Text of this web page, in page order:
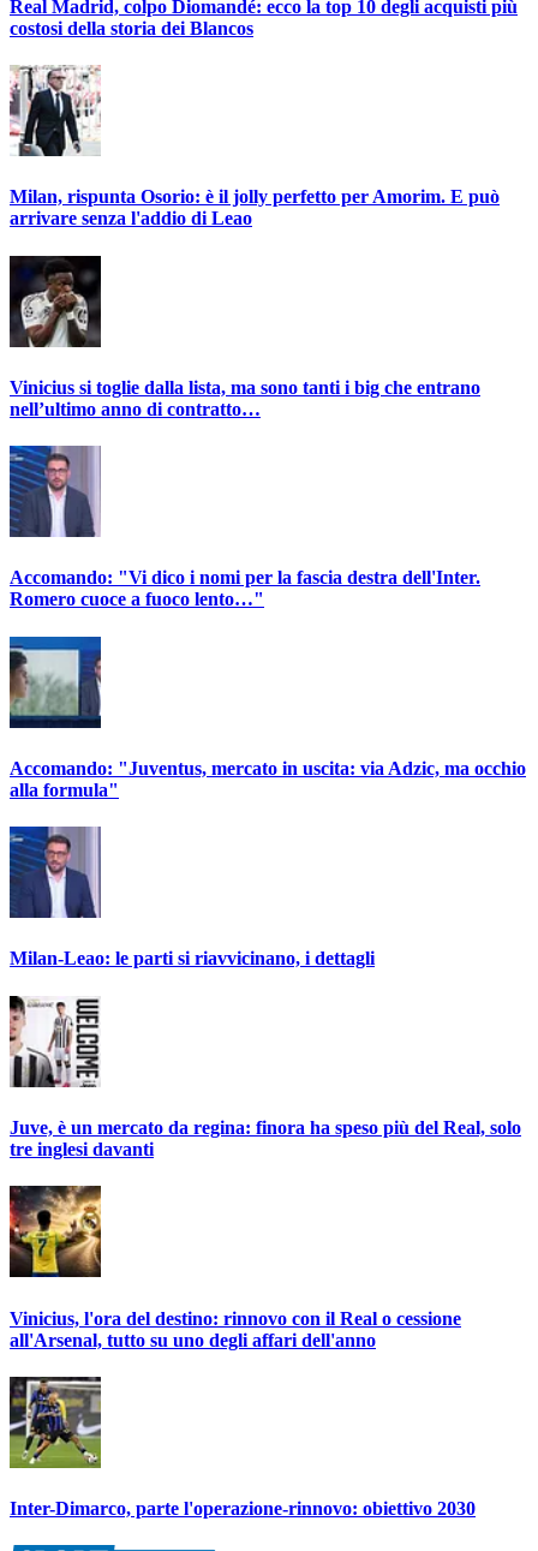
Real Madrid, colpo Diomandé: ecco la top 10 degli acquisti più
costosi della storia dei Blancos
Milan, rispunta Osorio: è il jolly perfetto per Amorim. E può
arrivare senza l'addio di Leao
Vinicius si toglie dalla lista, ma sono tanti i big che entrano
nell’ultimo anno di contratto…
Accomando: "Vi dico i nomi per la fascia destra dell'Inter.
Romero cuoce a fuoco lento…"
Accomando: "Juventus, mercato in uscita: via Adzic, ma occhio
alla formula"
Milan-Leao: le parti si riavvicinano, i dettagli
Juve, è un mercato da regina: finora ha speso più del Real, solo
tre inglesi davanti
Vinicius, l'ora del destino: rinnovo con il Real o cessione
all'Arsenal, tutto su uno degli affari dell'anno
Inter-Dimarco, parte l'operazione-rinnovo: obiettivo 2030